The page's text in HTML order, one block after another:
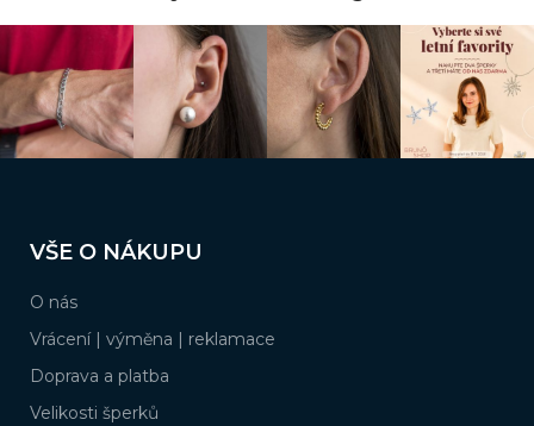
pVŠE O NÁKUPU
O nás
Vrácení | výměna | reklamace
Doprava a platba
Velikosti šperků